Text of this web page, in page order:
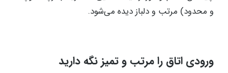
و محدود) مرتب و دلباز دیده می‌شود.
ورودی اتاق را مرتب و تمیز نگه دارید